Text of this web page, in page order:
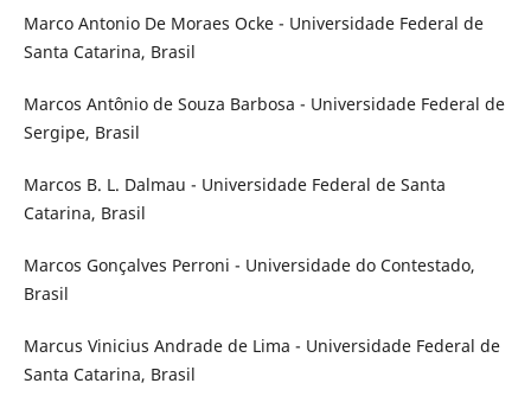
Marco Antonio De Moraes Ocke - Universidade Federal de
Santa Catarina, Brasil
Marcos Antônio de Souza Barbosa - Universidade Federal de
Sergipe, Brasil
Marcos B. L. Dalmau - Universidade Federal de Santa
Catarina, Brasil
Marcos Gonçalves Perroni - Universidade do Contestado,
Brasil
Marcus Vinicius Andrade de Lima - Universidade Federal de
Santa Catarina, Brasil